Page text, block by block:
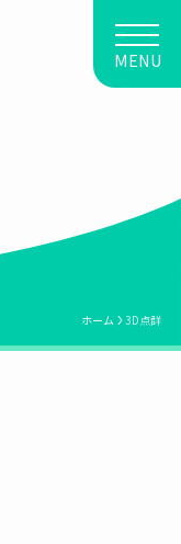
ル | 株式会社タタアイズ
MENU
ホーム 3D点群